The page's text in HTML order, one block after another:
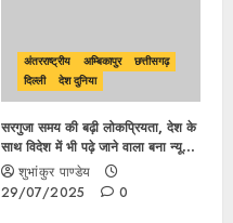
अंतरराष्ट्रीय अम्बिकापुर
छत्तीसगढ़
दिल्ली
देश दुनिया
सरगुजा समय की बढ़ी लोकप्रियता, देश के
साथ विदेश में भी पढ़े जाने वाला बना न्यूज़
पोर्टल…शुभांकुर पाण्डेय
29/07/2025
0